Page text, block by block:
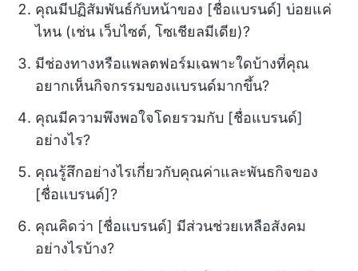
คุณมีปฏิสัมพันธ์กับหน้าของ [ชื่อแบรนด์] บ่อยแค่
ไหน (เช่น เว็บไซต์, โซเชียลมีเดีย)?
มีช่องทางหรือแพลตฟอร์มเฉพาะใดบ้างที่คุณ
อยากเห็นกิจกรรมของแบรนด์มากขึ้น?
คุณมีความพึงพอใจโดยรวมกับ [ชื่อแบรนด์]
อย่างไร?
คุณรู้สึกอย่างไรเกี่ยวกับคุณค่าและพันธกิจของ
[ชื่อแบรนด์]?
คุณคิดว่า [ชื่อแบรนด์] มีส่วนช่วยเหลือสังคม
อย่างไรบ้าง?